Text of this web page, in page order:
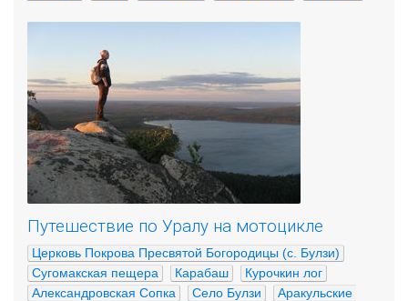
Путешествие по Уралу на мотоцикле
Церковь Покрова Пресвятой Богородицы (с. Булзи)
Сугомакская пещера
Карабаш
Курочкин лог
Александровская Сопка
Село Булзи
Аракульские